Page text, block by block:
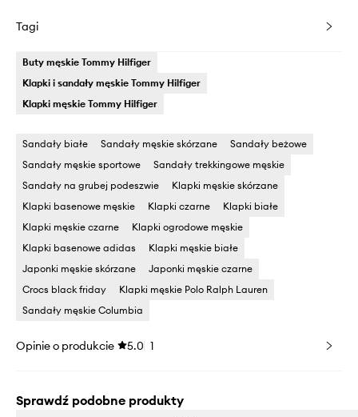
Tagi
Buty męskie Tommy Hilfiger
Klapki i sandały męskie Tommy Hilfiger
Klapki męskie Tommy Hilfiger
Sandały białe Sandały męskie skórzane
Sandały beżowe
Sandały męskie sportowe
Sandały trekkingowe męskie
Sandały na grubej podeszwie
Klapki męskie skórzane
Klapki basenowe męskie
Klapki czarne
Klapki białe
Klapki męskie czarne
Klapki ogrodowe męskie
Klapki basenowe adidas
Klapki męskie białe
Japonki męskie skórzane
Japonki męskie czarne
Crocs black friday
Klapki męskie Polo Ralph Lauren
Sandały męskie Columbia
Opinie o produkcie 5.0 1
Sprawdź podobne produkty